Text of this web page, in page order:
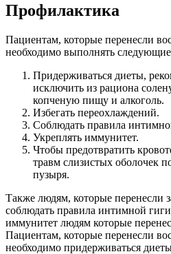
Профилактика
Пациентам, которые перенесли
необходимо выполнять
Придерживаться диеты,
исключить из рациона
копченую пищу и алкоголь.
Избегать переохлаждений.
Соблюдать правила
Укреплять иммунитет.
Чтобы предотвратить
травм слизистых оболочек
пузыря.
Также людям, которые перенесли
соблюдать правила интимной
иммунитет людям которые
Пациентам, которые перенесли
необходимо придерживаться